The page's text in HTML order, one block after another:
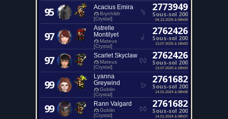
95 Acacius Emira
Brynhildr
[Crystal]
2773949
Sous-sol 200
04.12.2025 à 09h09
97
Astrelle
Montilyet
Mateus
[Crystal]
2762426
Sous-sol 200
13.07.2025 à 18h00
97 Scarlet Skyclaw
Mateus
[Crystal]
2762426
Sous-sol 200
13.07.2025 à 18h00
99
Lyanna
Greywind
Goblin
[Crystal]
2761682
Sous-sol 200
14.01.2024 à 08h08
99 Rann Valgard
Goblin
[Crystal]
2761682
Sous-sol 200
14.01.2024 à 08h07